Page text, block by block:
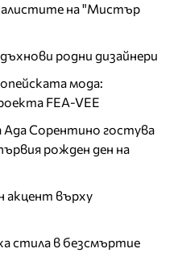
на "Мистър
родни дизайнери
мода:
FEA-VEE
Ада Сорентино гостува
рожден ден на
акцент върху
стила в безсмъртие